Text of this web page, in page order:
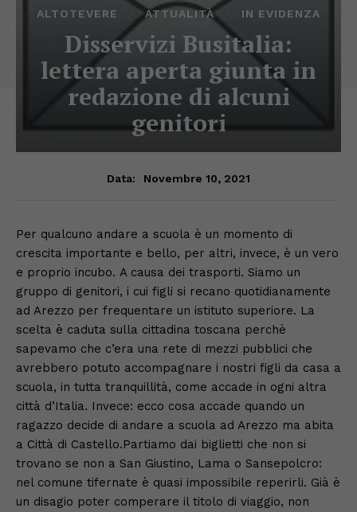
ALTOTEVERE ATTUALITÀ IN EVIDENZA
Disservizi Busitalia:
lettera aperta giunta in
redazione di alcuni
genitori
Data: Novembre 10, 2021
Per qualcuno andare a scuola è un momento di
crescita importante e bello, per altri, invece, è un vero
e proprio incubo. A causa dei trasporti. Siamo un
gruppo di genitori, i cui figli si recano quotidianamente
ad Arezzo per frequentare un istituto superiore. La
scelta è caduta sulla cittadina toscana perchè
sapevamo che c’era una rete di mezzi pubblici che
avrebbero potuto accompagnare i nostri figli da casa a
scuola, in tutta tranquillità, come accade in ogni altra
città d’Italia. Invece: ecco cosa accade quando un
ragazzo decide di andare a scuola ad Arezzo ma abita
a Città di Castello.Partiamo dai biglietti che non si
trovano se non a San Giustino, Lama o Sansepolcro:
nel comune tifernate è quasi impossibile reperirli. Già è
un disagio poter comperare il titolo di viaggio, non